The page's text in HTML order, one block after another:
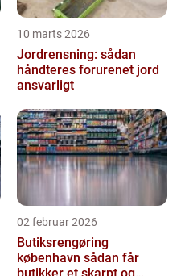
10 marts 2026
Jordrensning: sådan
håndteres forurenet jord
ansvarligt
02 februar 2026
Butiksrengøring
københavn sådan får